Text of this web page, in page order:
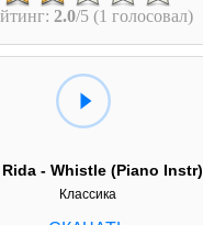
2.0/5 (1 голосовал)
- Whistle (Piano Instr)
Классика